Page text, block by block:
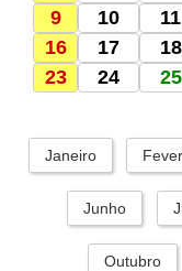
9
10 11
16
17 18
23
24 25
Janeiro
Junho
Outubro